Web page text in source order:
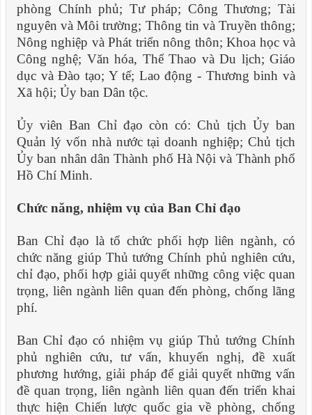
phòng Chính phủ; Tư pháp; Công Thương; Tài
nguyên và Môi trường; Thông tin và Truyền thông;
Nông nghiệp và Phát triển nông thôn; Khoa học và
Công nghệ; Văn hóa, Thể Thao và Du lịch; Giáo
dục và Đào tạo; Y tế; Lao động - Thương binh và
Xã hội; Ủy ban Dân tộc.
Ủy viên Ban Chỉ đạo còn có: Chủ tịch Ủy ban
Quản lý vốn nhà nước tại doanh nghiệp; Chủ tịch
Ủy ban nhân dân Thành phố Hà Nội và Thành phố
Hồ Chí Minh.
Chức năng, nhiệm vụ của Ban Chỉ đạo
Ban Chỉ đạo là tổ chức phối hợp liên ngành, có
chức năng giúp Thủ tướng Chính phủ nghiên cứu,
chỉ đạo, phối hợp giải quyết những công việc quan
trọng, liên ngành liên quan đến phòng, chống lãng
phí.
Ban Chỉ đạo có nhiệm vụ giúp Thủ tướng Chính
phủ nghiên cứu, tư vấn, khuyến nghị, đề xuất
phương hướng, giải pháp để giải quyết những vấn
đề quan trọng, liên ngành liên quan đến triển khai
thực hiện Chiến lược quốc gia về phòng, chống